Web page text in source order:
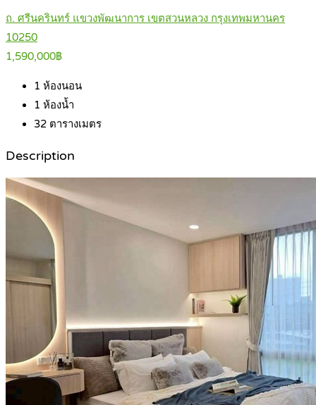
ถ. ศรีนครินทร์ แขวงพัฒนาการ เขตสวนหลวง กรุงเทพมหานคร
10250
1,590,000฿
1 ห้องนอน
1 ห้องน้ำ
32 ตารางเมตร
Description